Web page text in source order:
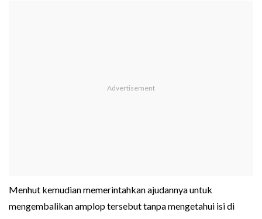
Menhut kemudian memerintahkan ajudannya untuk
mengembalikan amplop tersebut tanpa mengetahui isi di